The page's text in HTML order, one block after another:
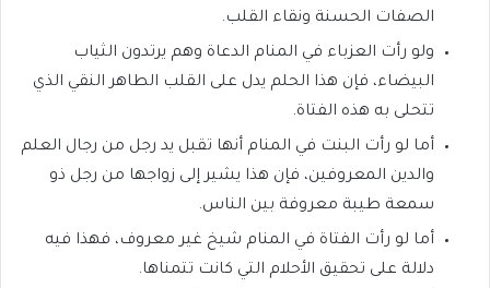
الصفات الحسنة ونقاء القلب.
ولو رأت العزباء في المنام الدعاة وهم يرتدون الثياب
البيضاء، فإن هذا الحلم يدل على القلب الطاهر النقي الذي
تتحلى به هذه الفتاة.
أما لو رأت البنت في المنام أنها تقبل يد رجل من رجال العلم
والدين المعروفين، فإن هذا يشير إلى زواجها من رجل ذو
سمعة طيبة معروفة بين الناس.
أما لو رأت الفتاة في المنام شيخ غير معروف، فهذا فيه
دلالة على تحقيق الأحلام التي كانت تتمناها.